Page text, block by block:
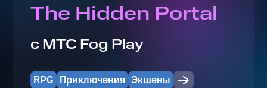
The Hidden Portal
с МТС Fog Play
RPG Приключения Экшены